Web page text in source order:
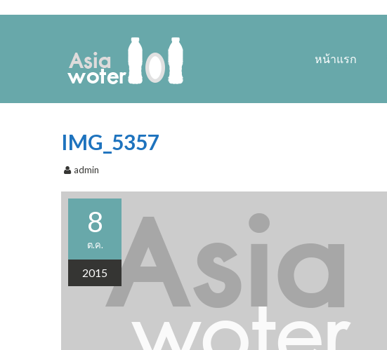
หน้าแรก
IMG_5357
admin
8
ต.ค.
2015